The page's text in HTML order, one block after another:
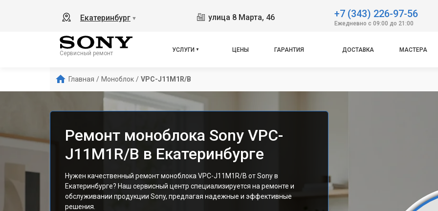
Екатеринбург ▼ улица 8 Марта, 46 +7 (343) 226-97-56
Ежедневно с 09:00 до 21:00
Сервисный ремонт
УСЛУГИ ЦЕНЫ ГАРАНТИЯ ДОСТАВКА МАСТЕРА
Главная / Моноблок / VPC-J11M1R/B
Ремонт моноблока Sony VPC-
J11M1R/B в Екатеринбурге
Нужен качественный ремонт моноблока VPC-J11M1R/B от Sony в
Екатеринбурге? Наш сервисный центр специализируется на ремонте и
обслуживании продукции Sony, предлагая надежные и эффективные
решения.